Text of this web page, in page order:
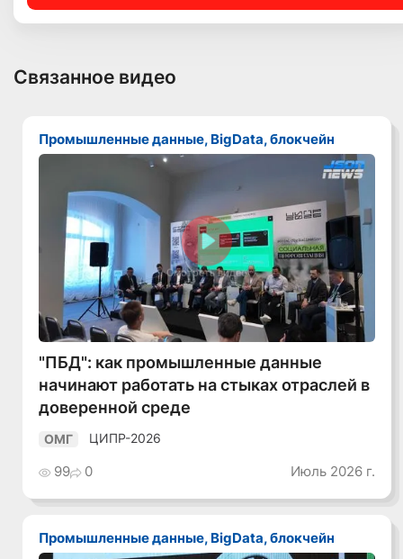
Связанное видео
Промышленные данные, BigData, блокчейн
Смотреть видео
"ПБД": как промышленные данные
начинают работать на стыках отраслей в
доверенной среде
ОМГ ЦИПР-2026
99 0 Июль 2026 г.
Промышленные данные, BigData, блокчейн